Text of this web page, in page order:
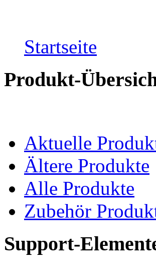
Startseite
Produkt-
Aktuelle
Ältere Produkte
Alle Produkte
Zubehör
Support-